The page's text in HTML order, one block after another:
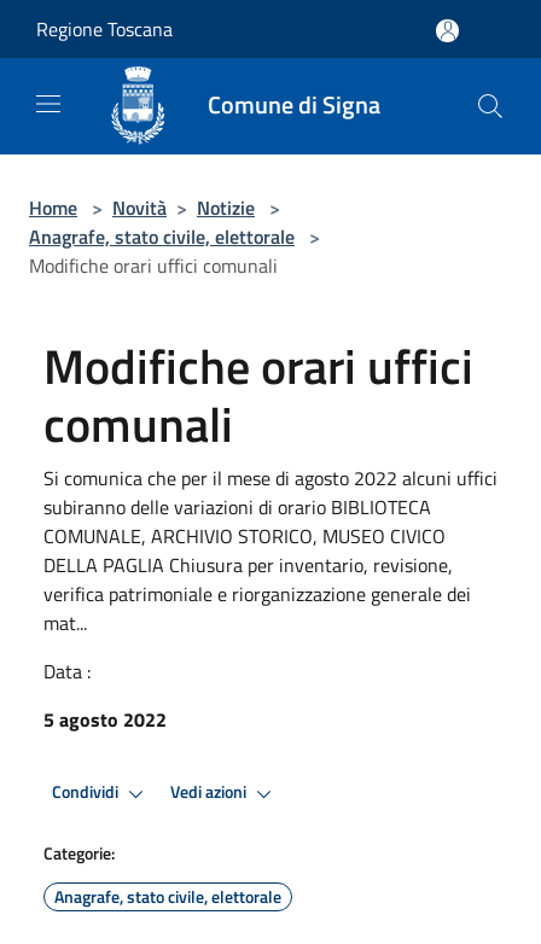
Regione Toscana
Comune di Signa
Home > Novità > Notizie >
Anagrafe, stato civile, elettorale >
Modifiche orari uffici comunali
Modifiche orari uffici
comunali
Si comunica che per il mese di agosto 2022 alcuni uffici
subiranno delle variazioni di orario BIBLIOTECA
COMUNALE, ARCHIVIO STORICO, MUSEO CIVICO
DELLA PAGLIA Chiusura per inventario, revisione,
verifica patrimoniale e riorganizzazione generale dei
mat...
Data :
5 agosto 2022
Condividi Vedi azioni
Categorie:
Anagrafe, stato civile, elettorale